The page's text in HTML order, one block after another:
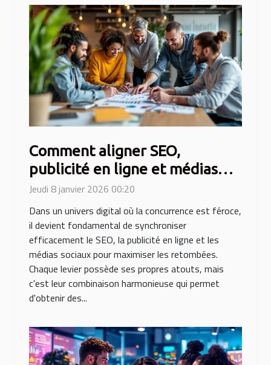
Comment aligner SEO,
publicité en ligne et médias
sociaux pour maximiser vos
résultats ?
Jeudi 8 janvier 2026 00:20
Dans un univers digital où la concurrence est féroce,
il devient fondamental de synchroniser
efficacement le SEO, la publicité en ligne et les
médias sociaux pour maximiser les retombées.
Chaque levier possède ses propres atouts, mais
c'est leur combinaison harmonieuse qui permet
d'obtenir des...